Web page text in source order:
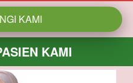
KAMI
KAMI